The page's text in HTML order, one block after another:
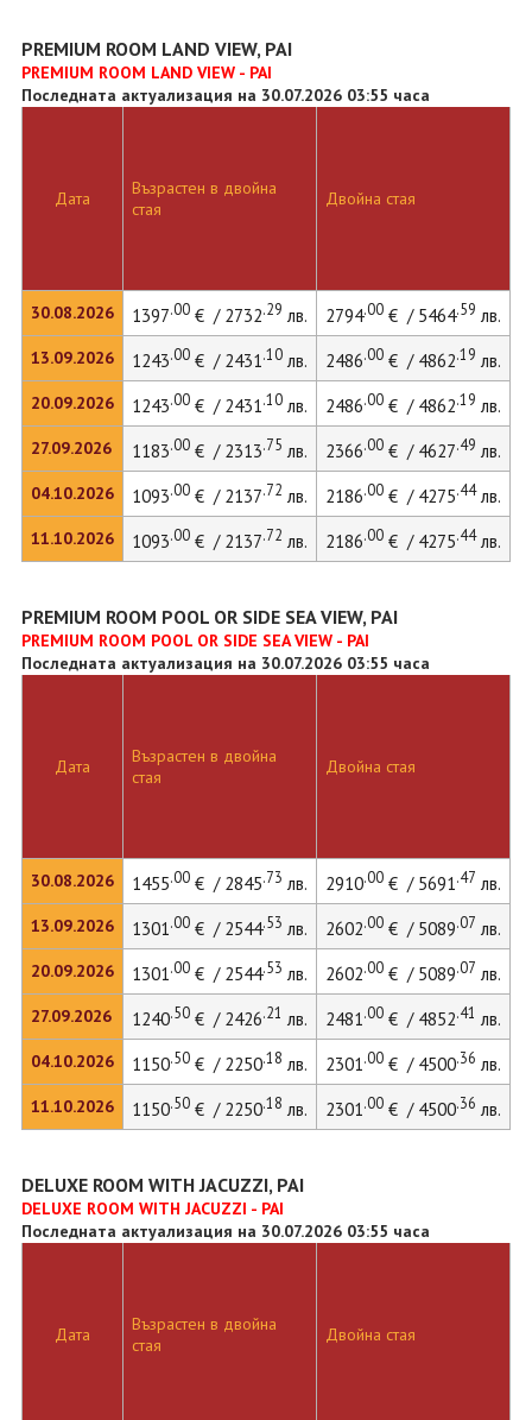
PREMIUM ROOM LAND VIEW, PAI
PREMIUM ROOM LAND VIEW - PAI
Последната актуализация на 30.07.2026 03:55 часа
Дата
30.08.2026
13.09.2026
20.09.2026
27.09.2026
04.10.2026
11.10.2026
Възрастен в двойна
стая
Двойна стая
1397.00€ / 2732.29 лв. 2794.00€ / 5464.59 лв.
1243.00€ / 2431.10лв. 2486.00€ / 4862.19 лв.
1243.00€ / 2431.10лв. 2486.00€ / 4862.19 лв.
1183.00€ / 2313.75 лв. 2366.00€ / 4627.49 лв.
1093.00€ / 2137.72 лв. 2186.00€ / 4275.44лв.
1093.00€ / 2137.72 лв. 2186.00€ / 4275.44лв.
PREMIUM ROOM POOL OR SIDE SEA VIEW, PAI
PREMIUM ROOM POOL OR SIDE SEA VIEW - PAI
Последната актуализация на 30.07.2026 03:55 часа
Дата
30.08.2026
13.09.2026
20.09.2026
27.09.2026
04.10.2026
11.10.2026
Възрастен в двойна
стая
Двойна стая
1455.00€ / 2845.73 лв. 2910.00€ / 5691.47 лв.
1301.00€ / 2544.53 лв. 2602.00€ / 5089.07 лв.
1301.00€ / 2544.53 лв. 2602.00€ / 5089.07 лв.
1240.50€ / 2426.21 лв. 2481.00€ / 4852.41 лв.
1150.50€ / 2250.18 лв. 2301.00€ / 4500.36 лв.
1150.50€ / 2250.18 лв. 2301.00€ / 4500.36 лв.
DELUXE ROOM WITH JACUZZI, PAI
DELUXE ROOM WITH JACUZZI - PAI
Последната актуализация на 30.07.2026 03:55 часа
Дата
Възрастен в двойна
стая
Двойна стая